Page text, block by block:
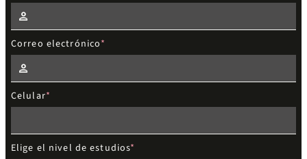
Correo electrónico
Celular
Elige el nivel de estudios